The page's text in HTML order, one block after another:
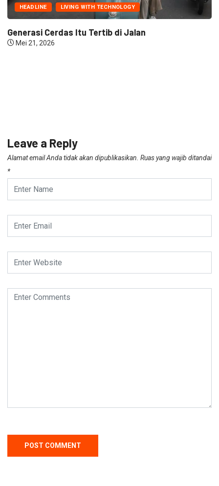
HEADLINE LIVING WITH TECHNOLOGY
Generasi Cerdas Itu Tertib di Jalan
Mei 21, 2026
Leave a Reply
Alamat email Anda tidak akan dipublikasikan. Ruas yang wajib ditandai
*